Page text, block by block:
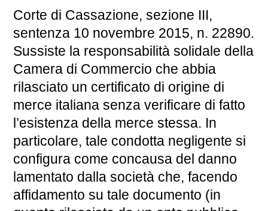
Corte di Cassazione, sezione III,
sentenza 10 novembre 2015, n. 22890.
Sussiste la responsabilità solidale della
Camera di Commercio che abbia
rilasciato un certificato di origine di
merce italiana senza verificare di fatto
l’esistenza della merce stessa. In
particolare, tale condotta negligente si
configura come concausa del danno
lamentato dalla società che, facendo
affidamento su tale documento (in